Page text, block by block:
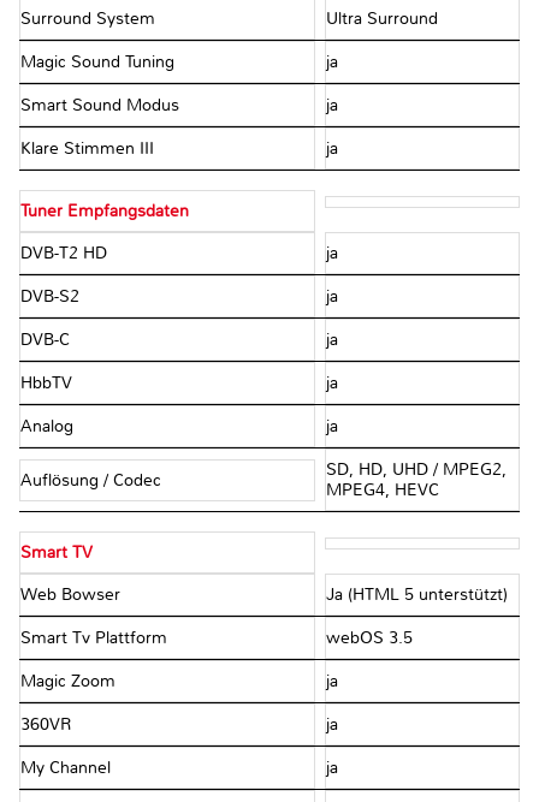
Surround System Ultra Surround
Magic Sound Tuning ja
Smart Sound Modus ja
Klare Stimmen III ja
Tuner Empfangsdaten
DVB-T2 HD ja
DVB-S2 ja
DVB-C ja
HbbTV ja
Analog ja
Auflösung / Codec
SD, HD, UHD / MPEG2,
MPEG4, HEVC
Smart TV
Web Bowser Ja (HTML 5 unterstützt)
Smart Tv Plattform webOS 3.5
Magic Zoom ja
360VR ja
My Channel ja